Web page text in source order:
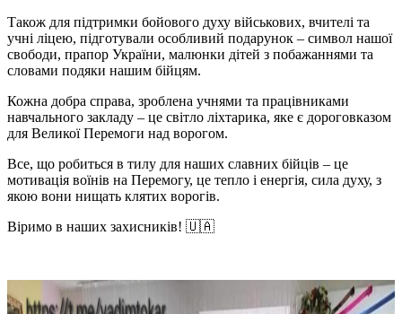
Також для підтримки бойового духу військових, вчителі та
учні ліцею, підготували особливий подарунок – символ нашої
свободи, прапор України, малюнки дітей з побажаннями та
словами подяки нашим бійцям.
Кожна добра справа, зроблена учнями та працівниками
навчального закладу – це світло ліхтарика, яке є дороговказом
для Великої Перемоги над ворогом.
Все, що робиться в тилу для наших славних бійців – це
мотивація воїнів на Перемогу, це тепло і енергія, сила духу, з
якою вони нищать клятих ворогів.
Віримо в наших захисників! 🇺🇦